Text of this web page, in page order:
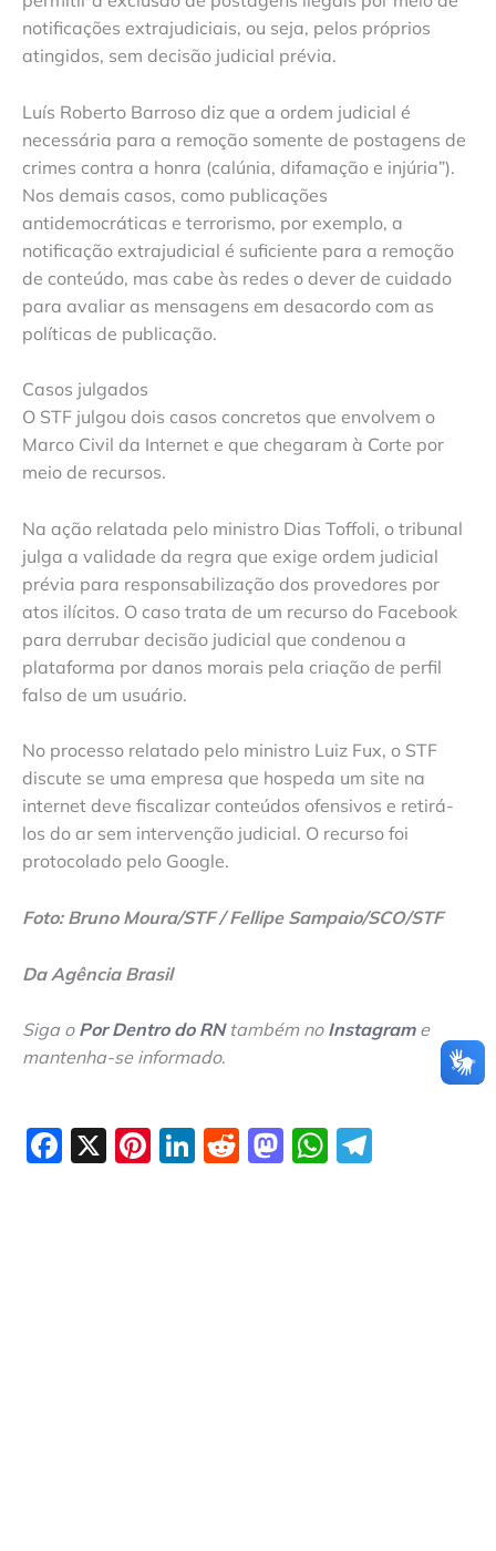
notificações extrajudiciais, ou seja, pelos próprios
atingidos, sem decisão judicial prévia.
Luís Roberto Barroso diz que a ordem judicial é
necessária para a remoção somente de postagens de
crimes contra a honra (calúnia, difamação e injúria”).
Nos demais casos, como publicações
antidemocráticas e terrorismo, por exemplo, a
notificação extrajudicial é suficiente para a remoção
de conteúdo, mas cabe às redes o dever de cuidado
para avaliar as mensagens em desacordo com as
políticas de publicação.
Casos julgados
O STF julgou dois casos concretos que envolvem o
Marco Civil da Internet e que chegaram à Corte por
meio de recursos.
Na ação relatada pelo ministro Dias Toffoli, o tribunal
julga a validade da regra que exige ordem judicial
prévia para responsabilização dos provedores por
atos ilícitos. O caso trata de um recurso do Facebook
para derrubar decisão judicial que condenou a
plataforma por danos morais pela criação de perfil
falso de um usuário.
No processo relatado pelo ministro Luiz Fux, o STF
discute se uma empresa que hospeda um site na
internet deve fiscalizar conteúdos ofensivos e retirá-
los do ar sem intervenção judicial. O recurso foi
protocolado pelo Google.
Foto: Bruno Moura/STF / Fellipe Sampaio/SCO/STF
Da Agência Brasil
Siga o Por Dentro do RNtambém no Instagrame
mantenha-se informado.
Facebook
X Pinterest
LinkedIn
Reddit
Mastodon